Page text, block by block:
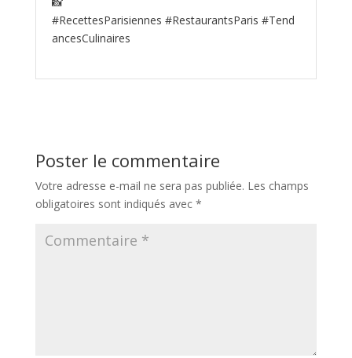
#RecettesParisiennes #RestaurantsParis #Tend
ancesCulinaires
Poster le commentaire
Votre adresse e-mail ne sera pas publiée. Les champs
obligatoires sont indiqués avec *